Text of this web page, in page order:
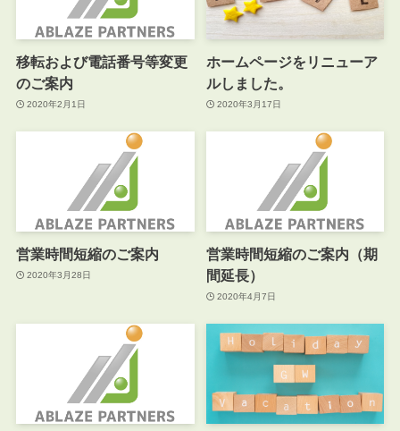
移転および電話番号等変更
のご案内
2020年2月1日
ホームページをリニューア
ルしました。
2020年3月17日
営業時間短縮のご案内
2020年3月28日
営業時間短縮のご案内（期
間延長）
2020年4月7日